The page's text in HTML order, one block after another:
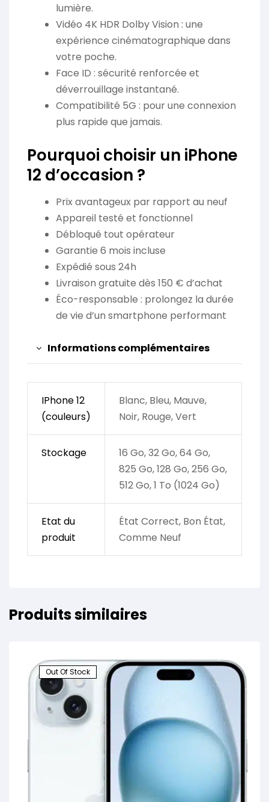
lumière.
Vidéo 4K HDR Dolby Vision : une
expérience cinématographique dans
votre poche.
Face ID : sécurité renforcée et
déverrouillage instantané.
Compatibilité 5G : pour une connexion
plus rapide que jamais.
Pourquoi choisir un iPhone
12 d’occasion ?
Prix avantageux par rapport au neuf
Appareil testé et fonctionnel
Débloqué tout opérateur
Garantie 6 mois incluse
Expédié sous 24h
Livraison gratuite dès 150 € d’achat
Éco-responsable : prolongez la durée
de vie d’un smartphone performant
Informations complémentaires
IPhone 12
(couleurs)
Blanc, Bleu, Mauve,
Noir, Rouge, Vert
Stockage
16 Go, 32 Go, 64 Go,
825 Go, 128 Go, 256 Go,
512 Go, 1 To (1024 Go)
Etat du
produit
État Correct, Bon État,
Comme Neuf
Produits similaires
Out Of Stock